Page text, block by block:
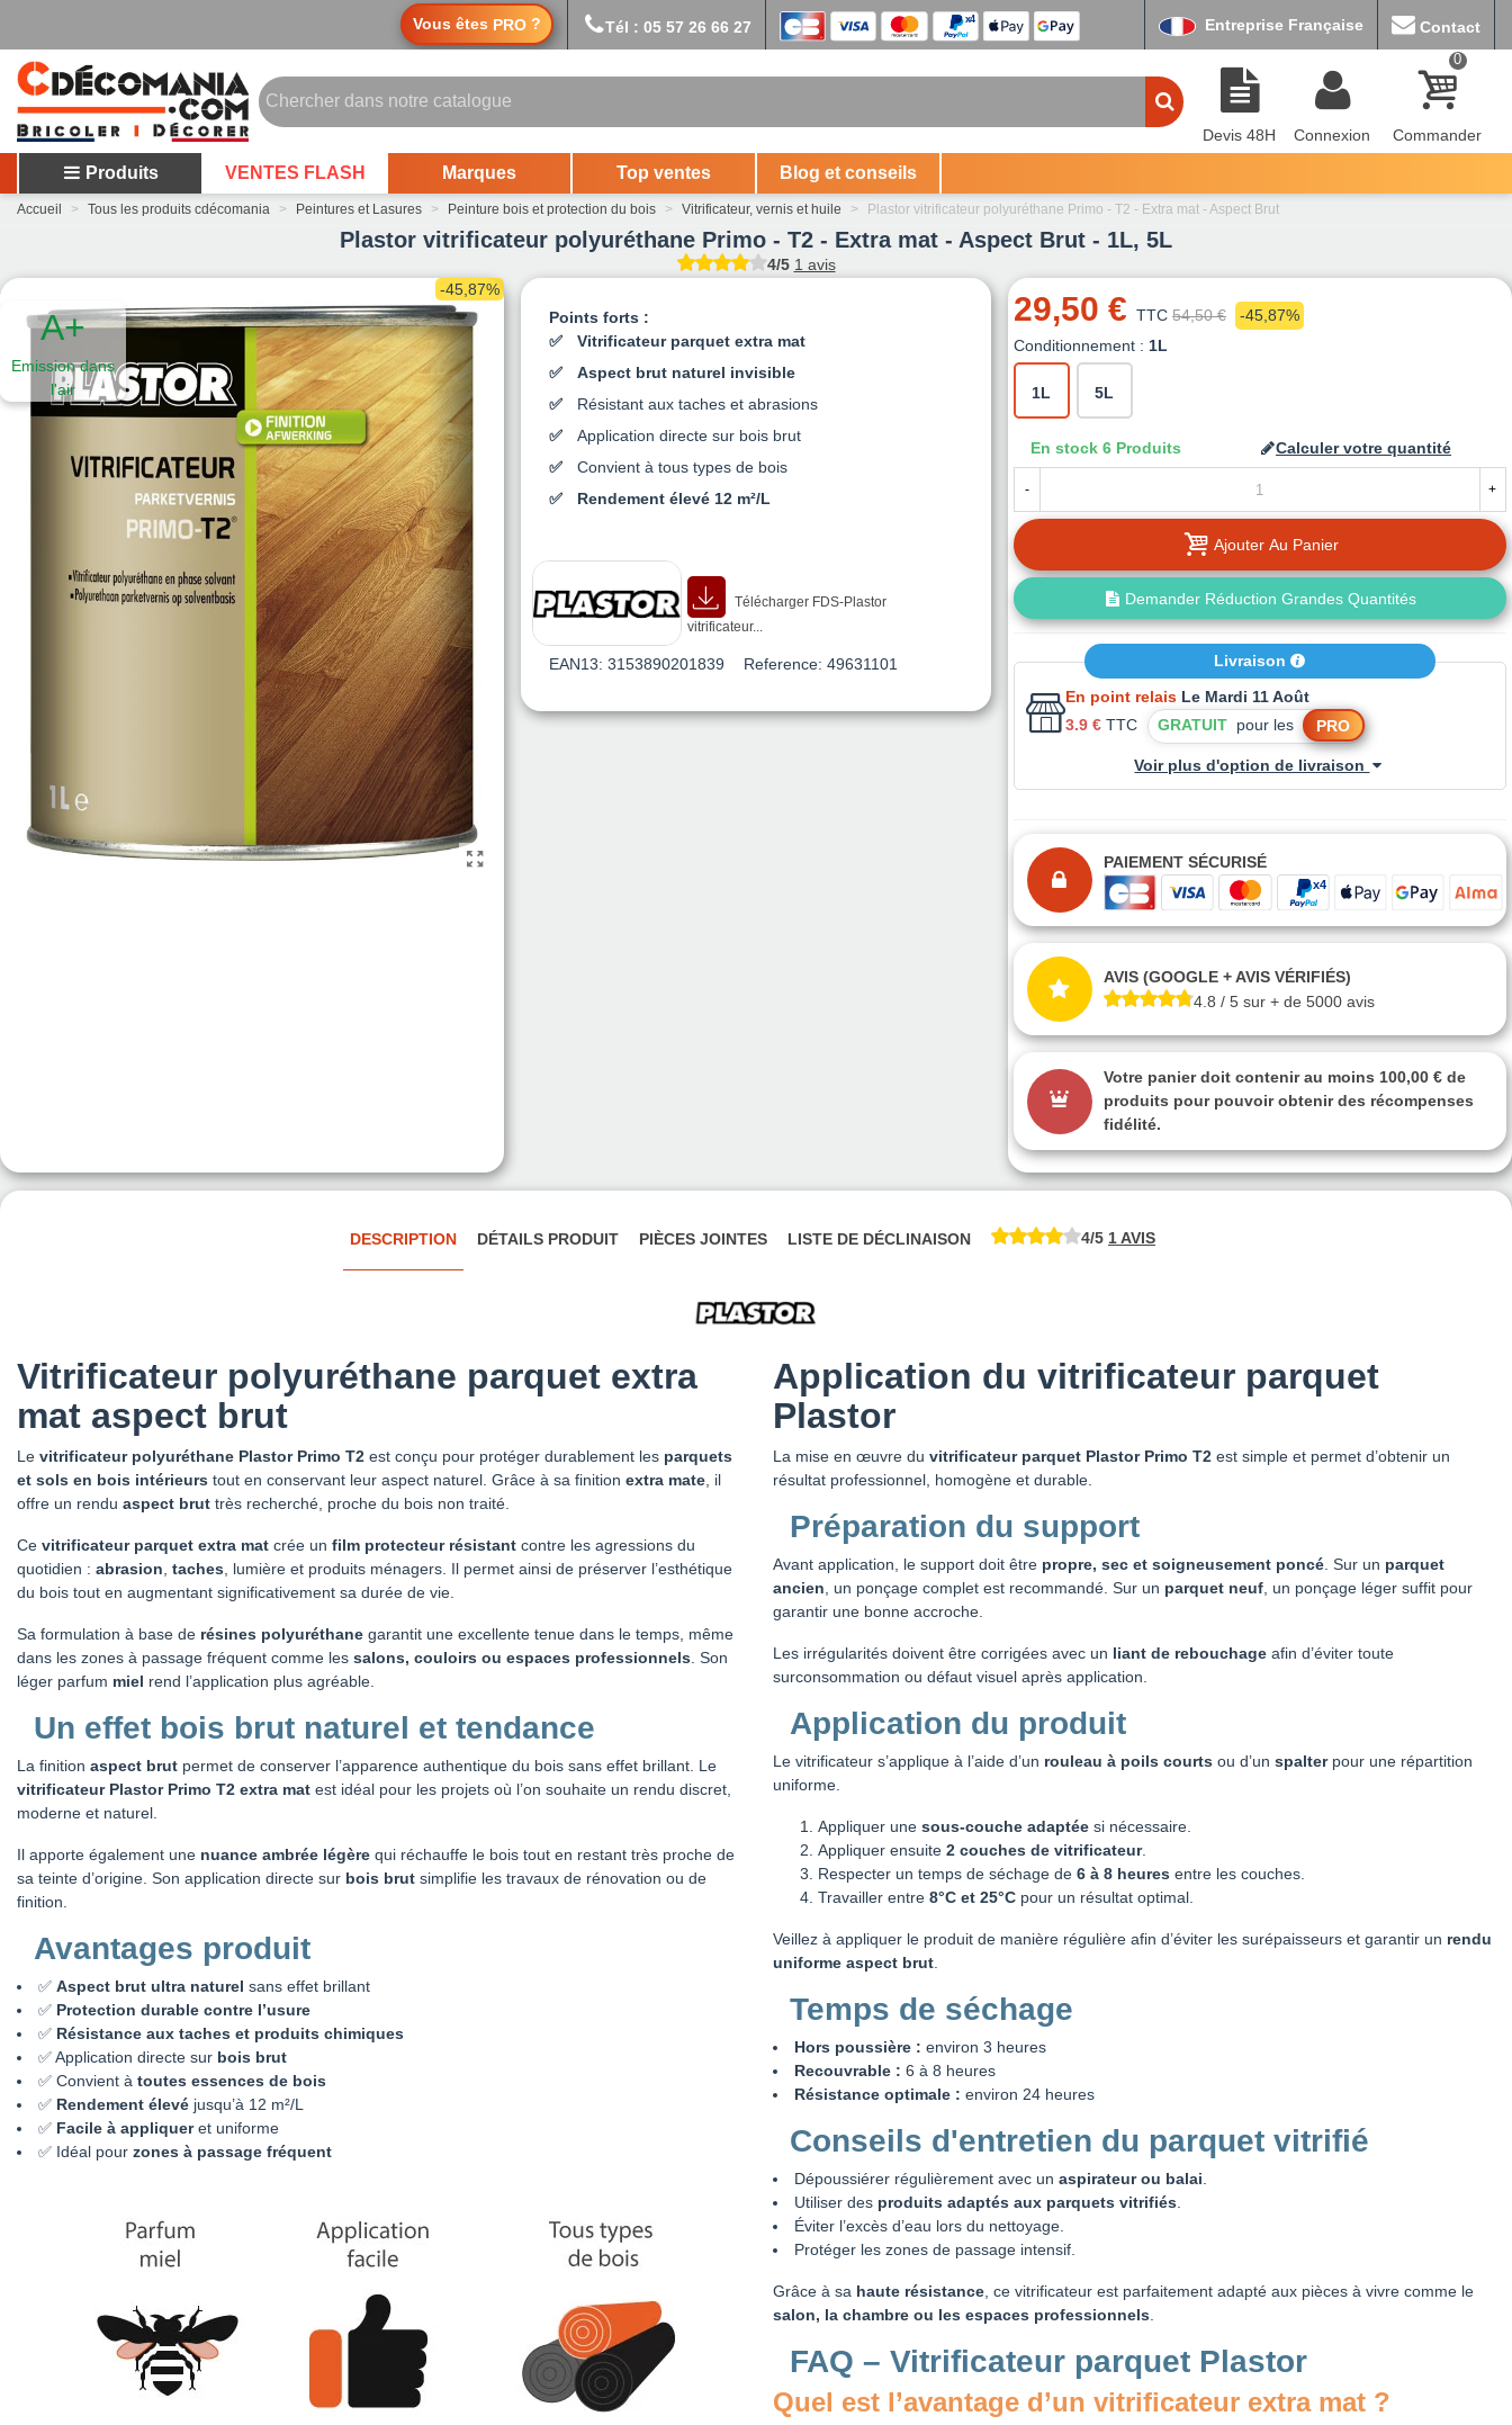
Vous êtes PRO ? Tél : 05 57 26 66 27 Entreprise Française Contact
Devis 48H Connexion
0
Commander
Produits VENTES FLASH Marques Top ventes Blog et conseils
Accueil > Tous les produits cdécomania > Peintures et Lasures > Peinture bois et protection du bois > Vitrificateur, vernis et huile > Plastor vitrificateur polyuréthane Primo - T2 - Extra mat - Aspect Brut
Plastor vitrificateur polyuréthane Primo - T2 - Extra mat - Aspect Brut - 1L, 5L
4/5 1 avis
A+
Emission dans
l'air
-45,87%
Points forts :
Vitrificateur parquet extra mat
Aspect brut naturel invisible
Résistant aux taches et abrasions
Application directe sur bois brut
Convient à tous types de bois
Rendement élevé 12 m²/L
Télécharger FDS-Plastor
vitrificateur...
EAN13: 3153890201839 Reference: 49631101
29,50 € TTC 54,50 €
-45,87%
Conditionnement : 1L
1L 5L
En stock 6 Produits Calculer votre quantité
- +
Ajouter Au Panier
Demander Réduction Grandes Quantités
Livraison
En point relais Le Mardi 11 Août
3.9 € TTC GRATUITpour les PRO
Voir plus d'option de livraison
PAIEMENT SÉCURISÉ
AVIS (GOOGLE + AVIS VÉRIFIÉS)
4.8 / 5 sur + de 5000 avis
Votre panier doit contenir au moins 100,00 € de
produits pour pouvoir obtenir des récompenses
fidélité.
DESCRIPTION DÉTAILS PRODUIT PIÈCES JOINTES LISTE DE DÉCLINAISON 4/5 1 AVIS
Vitrificateur polyuréthane parquet extra
mat aspect brut
Le vitrificateur polyuréthane Plastor Primo T2 est conçu pour protéger durablement les parquets
et sols en bois intérieurs tout en conservant leur aspect naturel. Grâce à sa finition extra mate, il
offre un rendu aspect brut très recherché, proche du bois non traité.
Ce vitrificateur parquet extra mat crée un film protecteur résistant contre les agressions du
quotidien : abrasion, taches, lumière et produits ménagers. Il permet ainsi de préserver l’esthétique
du bois tout en augmentant significativement sa durée de vie.
Sa formulation à base de résines polyuréthane garantit une excellente tenue dans le temps, même
dans les zones à passage fréquent comme les salons, couloirs ou espaces professionnels. Son
léger parfum miel rend l’application plus agréable.
Un effet bois brut naturel et tendance
La finition aspect brut permet de conserver l’apparence authentique du bois sans effet brillant. Le
vitrificateur Plastor Primo T2 extra mat est idéal pour les projets où l’on souhaite un rendu discret,
moderne et naturel.
Il apporte également une nuance ambrée légère qui réchauffe le bois tout en restant très proche de
sa teinte d’origine. Son application directe sur bois brut simplifie les travaux de rénovation ou de
finition.
Avantages produit
✅ Aspect brut ultra naturel sans effet brillant
✅ Protection durable contre l’usure
✅ Résistance aux taches et produits chimiques
✅ Application directe sur bois brut
✅ Convient à toutes essences de bois
✅ Rendement élevé jusqu’à 12 m²/L
✅ Facile à appliqueret uniforme
✅ Idéal pour zones à passage fréquent
Application du vitrificateur parquet
Plastor
La mise en œuvre du vitrificateur parquet Plastor Primo T2 est simple et permet d’obtenir un
résultat professionnel, homogène et durable.
Préparation du support
Avant application, le support doit être propre, sec et soigneusement poncé. Sur un parquet
ancien, un ponçage complet est recommandé. Sur un parquet neuf, un ponçage léger suffit pour
garantir une bonne accroche.
Les irrégularités doivent être corrigées avec un liant de rebouchage afin d’éviter toute
surconsommation ou défaut visuel après application.
Application du produit
Le vitrificateur s’applique à l’aide d’un rouleau à poils courts ou d’un spalterpour une répartition
uniforme.
Appliquer une sous-couche adaptée si nécessaire.
Appliquer ensuite 2 couches de vitrificateur.
Respecter un temps de séchage de 6 à 8 heures entre les couches.
Travailler entre 8°C et 25°C pour un résultat optimal.
Veillez à appliquer le produit de manière régulière afin d’éviter les surépaisseurs et garantir un rendu
uniforme aspect brut.
Temps de séchage
Hors poussière : environ 3 heures
Recouvrable : 6 à 8 heures
Résistance optimale : environ 24 heures
Conseils d'entretien du parquet vitrifié
Dépoussiérer régulièrement avec un aspirateur ou balai.
Utiliser des produits adaptés aux parquets vitrifiés.
Éviter l’excès d’eau lors du nettoyage.
Protéger les zones de passage intensif.
Grâce à sa haute résistance, ce vitrificateur est parfaitement adapté aux pièces à vivre comme le
salon, la chambre ou les espaces professionnels.
FAQ – Vitrificateur parquet Plastor
Quel est l’avantage d’un vitrificateur extra mat ?